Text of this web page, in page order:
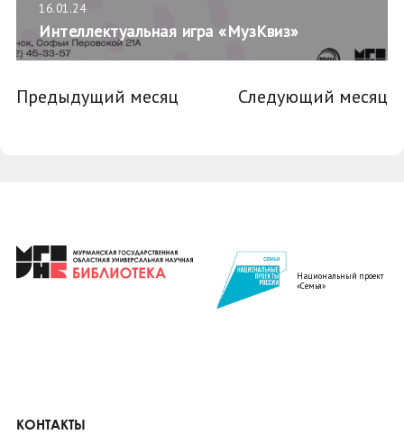
16.01.24
Интеллектуальная игра «МузКвиз»
Предыдущий месяц Следующий месяц
Национальный проект
«Семья»
КОНТАКТЫ